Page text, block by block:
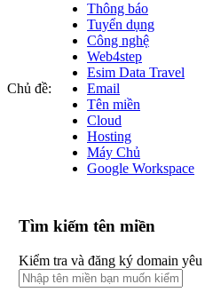
Chủ đề:
Thông báo
Tuyển dụng
Công nghệ
Web4step
Esim Data Travel
Email
Tên miền
Cloud
Hosting
Máy Chủ
Google Workspace
Tìm kiếm tên miền
Kiểm tra và đăng ký domain yêu